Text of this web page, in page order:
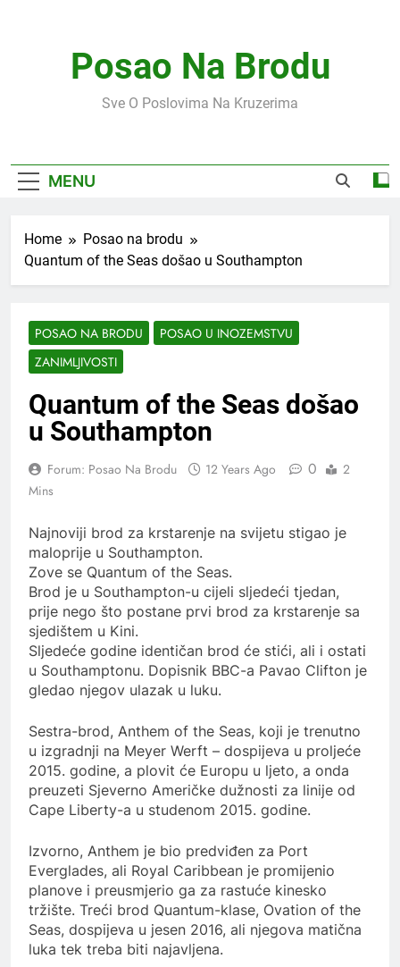
Posao Na Brodu
Sve O Poslovima Na Kruzerima
MENU
Home
Posao na brodu
Quantum of the Seas došao u Southampton
POSAO NA BRODU
POSAO U INOZEMSTVU
ZANIMLJIVOSTI
Quantum of the Seas došao
u Southampton
Forum: Posao Na Brodu 12 Years Ago 0
2
Mins
Najnoviji brod za krstarenje na svijetu stigao je
maloprije u Southampton.
Zove se Quantum of the Seas.
Brod je u Southampton-u cijeli sljedeći tjedan,
prije nego što postane prvi brod za krstarenje sa
sjedištem u Kini.
Sljedeće godine identičan brod će stići, ali i ostati
u Southamptonu. Dopisnik BBC-a Pavao Clifton je
gledao njegov ulazak u luku.
Sestra-brod, Anthem of the Seas, koji je trenutno
u izgradnji na Meyer Werft – dospijeva u proljeće
2015. godine, a plovit će Europu u ljeto, a onda
preuzeti Sjeverno Američke dužnosti za linije od
Cape Liberty-a u studenom 2015. godine.
Izvorno, Anthem je bio predviđen za Port
Everglades, ali Royal Caribbean je promijenio
planove i preusmjerio ga za rastuće kinesko
tržište. Treći brod Quantum-klase, Ovation of the
Seas, dospijeva u jesen 2016, ali njegova matična
luka tek treba biti najavljena.